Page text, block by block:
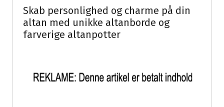
Skab personlighed og charme på din
altan med unikke altanborde og
farverige altanpotter